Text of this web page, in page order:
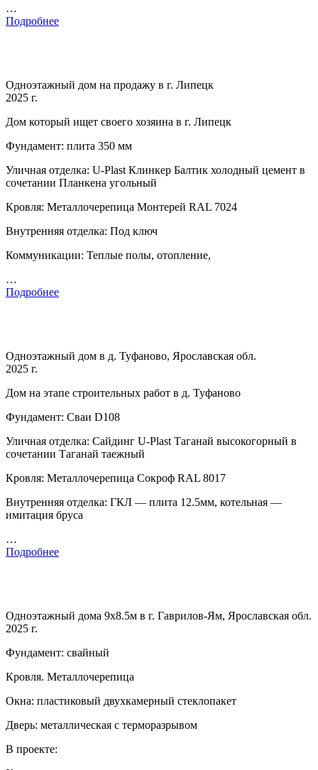
…
Подробнее
Одноэтажный дом на продажу в г. Липецк
2025 г.
Дом который ищет своего хозяина в г. Липецк
Фундамент: плита 350 мм
Уличная отделка: U-Plast Клинкер Балтик холодный цемент в
сочетании Планкена угольный
Кровля: Металлочерепица Монтерей RAL 7024
Внутренняя отделка: Под ключ
Коммуникации: Теплые полы, отопление,
…
Подробнее
Одноэтажный дом в д. Туфаново, Ярославская обл.
2025 г.
Дом на этапе строительных работ в д. Туфаново
Фундамент: Сваи D108
Уличная отделка: Сайдинг U-Plast Таганай высокогорный в
сочетании Таганай таежный
Кровля: Металлочерепица Сокроф RAL 8017
Внутренняя отделка: ГКЛ — плита 12.5мм, котельная —
имитация бруса
…
Подробнее
Одноэтажный дома 9х8.5м в г. Гаврилов-Ям, Ярославская обл.
2025 г.
Фундамент: свайный
Кровля. Металлочерепица
Окна: пластиковый двухкамерный стеклопакет
Дверь: металлическая с терморазрывом
В проекте: